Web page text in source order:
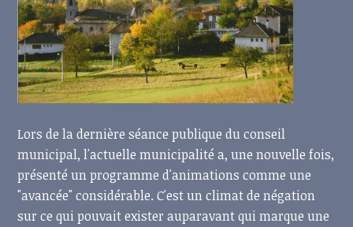
Lors de la dernière séance publique du conseil
municipal, l'actuelle municipalité a, une nouvelle fois,
présenté un programme d'animations comme une
"avancée" considérable. C'est un climat de négation
sur ce qui pouvait exister auparavant qui marque une